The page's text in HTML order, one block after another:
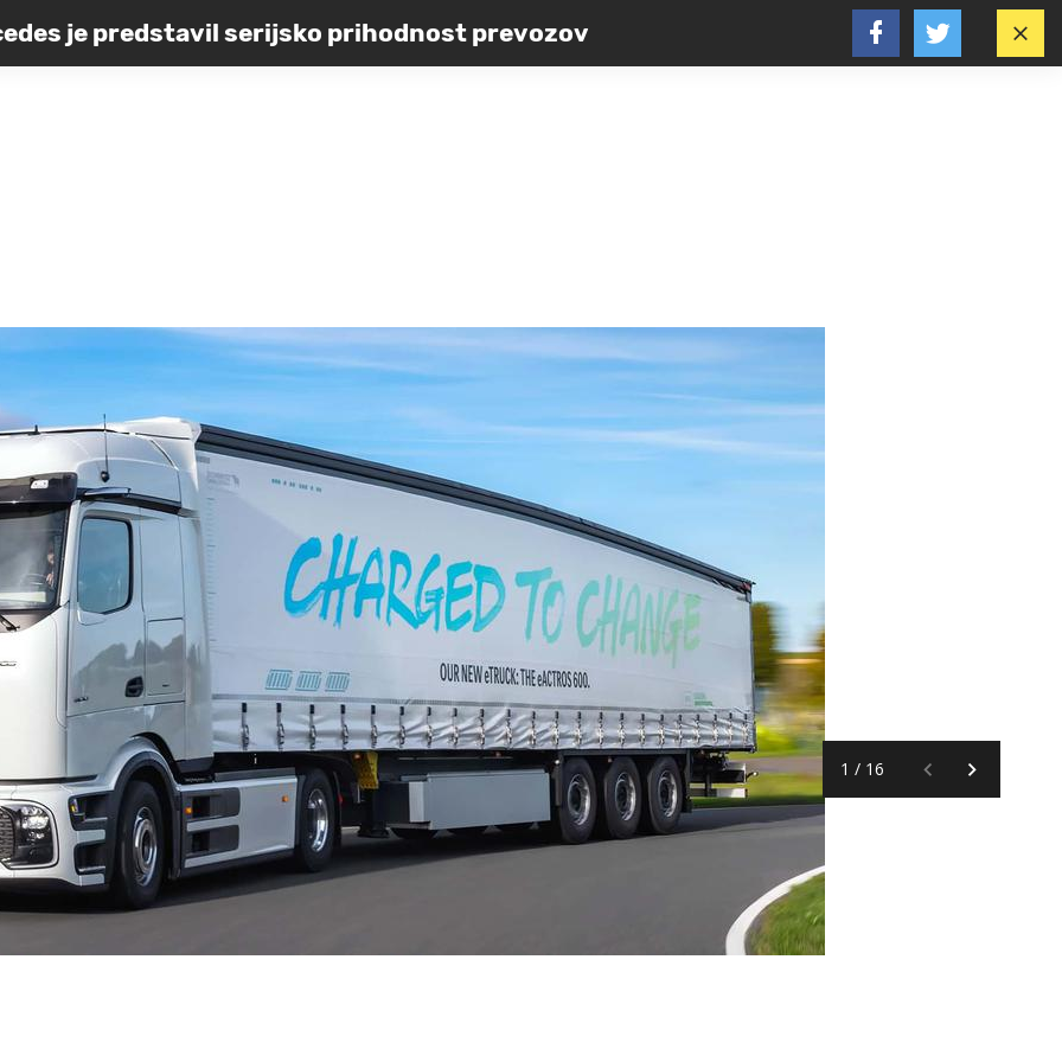
je predstavil serijsko prihodnost prevozov
1 / 16